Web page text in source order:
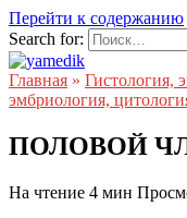
Перейти к содержанию
Search for:
Главная » Гистология,
эмбриология,
ПОЛОВОЙ
На чтение 4 мин